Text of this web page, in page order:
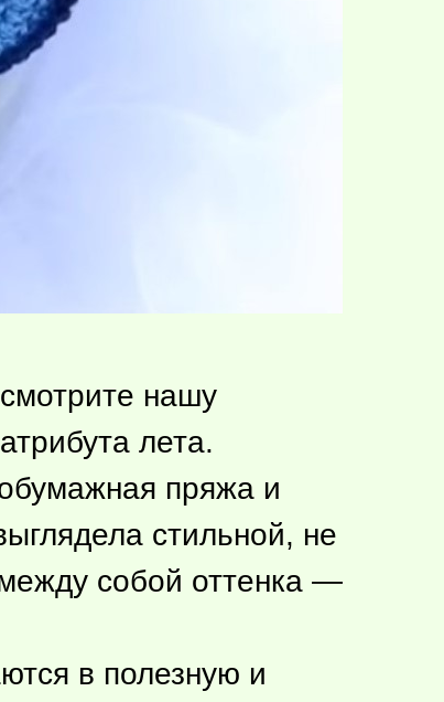
нашу
лета.
пряжа и
стильной, не
собой оттенка —
в полезную и